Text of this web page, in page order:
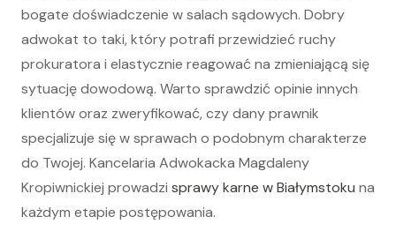
bogate doświadczenie w salach sądowych. Dobry
adwokat to taki, który potrafi przewidzieć ruchy
prokuratora i elastycznie reagować na zmieniającą się
sytuację dowodową. Warto sprawdzić opinie innych
klientów oraz zweryfikować, czy dany prawnik
specjalizuje się w sprawach o podobnym charakterze
do Twojej. Kancelaria Adwokacka Magdaleny
Kropiwnickiej prowadzi sprawy karne w Białymstoku na
każdym etapie postępowania.